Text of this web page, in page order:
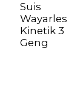
Suis
Wayarles
Kinetik 3
Geng